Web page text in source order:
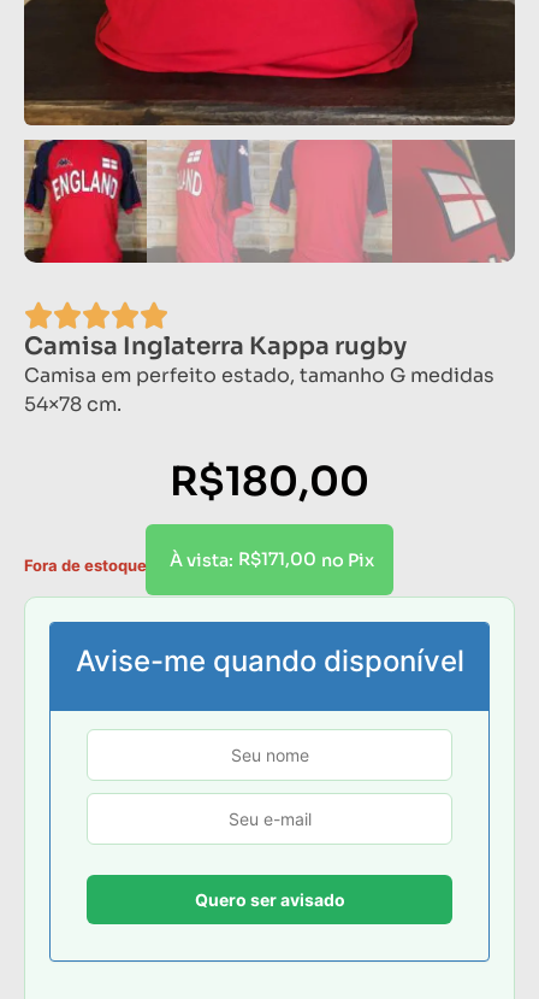
Camisa Inglaterra Kappa rugby
Camisa em perfeito estado, tamanho G medidas
54×78 cm.
R$180,00
À vista: R$171,00 no Pix
Fora de estoque
Avise-me quando disponível